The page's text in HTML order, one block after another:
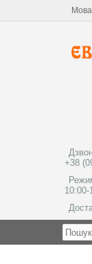
Мова
+38
10:00-